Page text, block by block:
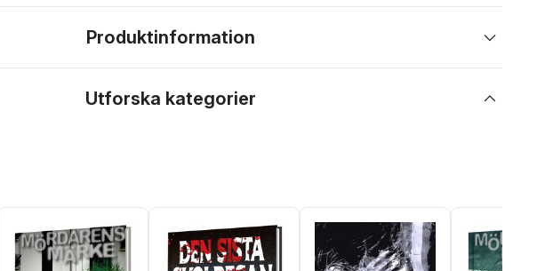
Produktinformation
Utforska kategorier